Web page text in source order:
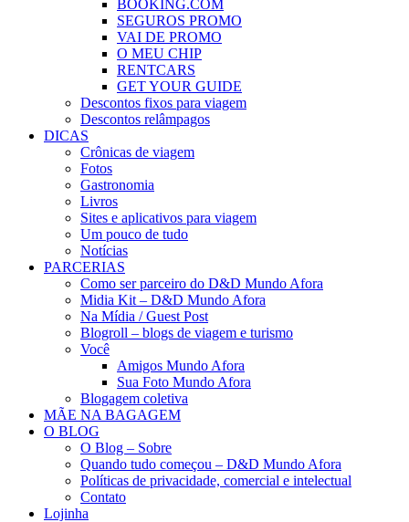
BOOKING.COM
SEGUROS PROMO
VAI DE PROMO
O MEU CHIP
RENTCARS
GET YOUR GUIDE
Descontos fixos para viagem
Descontos relâmpagos
DICAS
Crônicas de viagem
Fotos
Gastronomia
Livros
Sites e aplicativos para viagem
Um pouco de tudo
Notícias
PARCERIAS
Como ser parceiro do D&D Mundo Afora
Midia Kit – D&D Mundo Afora
Na Mídia / Guest Post
Blogroll – blogs de viagem e turismo
Você
Amigos Mundo Afora
Sua Foto Mundo Afora
Blogagem coletiva
MÃE NA BAGAGEM
O BLOG
O Blog – Sobre
Quando tudo começou – D&D Mundo Afora
Políticas de privacidade, comercial e intelectual
Contato
Lojinha